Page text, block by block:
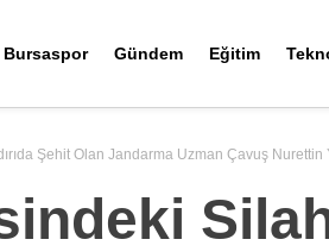
Bursaspor Gündem Eğitim
Şehit Olan Jandarma Uzman Çavuş Nurettin